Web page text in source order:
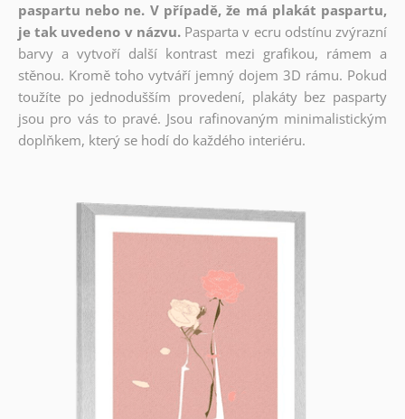
paspartu nebo ne. V případě, že má plakát paspartu,
je tak uvedeno v názvu. Pasparta v ecru odstínu zvýrazní
barvy a vytvoří další kontrast mezi grafikou, rámem a
stěnou. Kromě toho vytváří jemný dojem 3D rámu. Pokud
toužíte po jednodušším provedení, plakáty bez pasparty
jsou pro vás to pravé. Jsou rafinovaným minimalistickým
doplňkem, který se hodí do každého interiéru.